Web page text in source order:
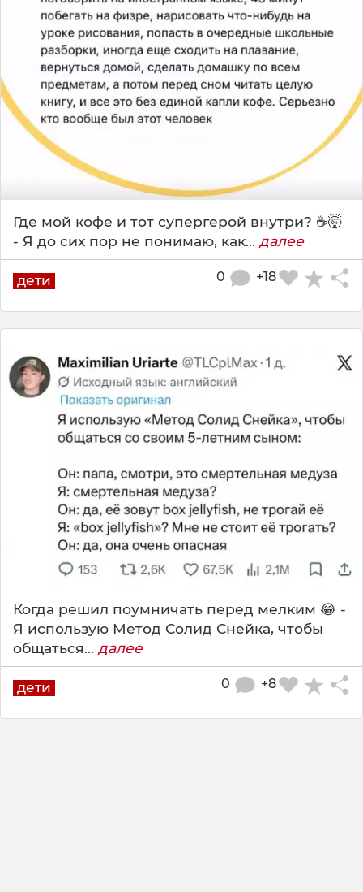
Где мой кофе и тот супергерой внутри? ☕️🤯
- Я до сих пор не понимаю, как... далее
дети +18
0
Когда решил поумничать перед мелким 😂 -
Я использую Метод Солид Снейка, чтобы
общаться... далее
дети +8
0